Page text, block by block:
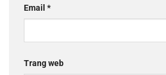
Email *
Trang web